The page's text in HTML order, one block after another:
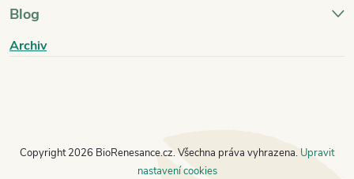
Blog
Archiv
Copyright 2026 BioRenesance.cz. Všechna práva vyhrazena. Upravit
nastavení cookies